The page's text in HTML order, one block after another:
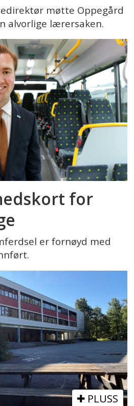
møtte Oppegård
alvorlige lærersaken.
for
er fornøyd med
PLUSS